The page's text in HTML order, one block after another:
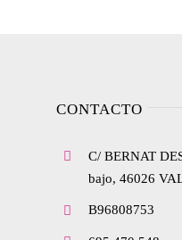
CONTACTO
C/ BERNAT
bajo, 46026
B96808753